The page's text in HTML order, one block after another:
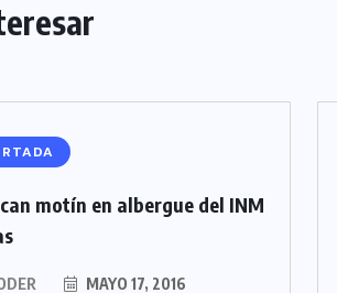
motín en albergue del INM
MAYO 17, 2016